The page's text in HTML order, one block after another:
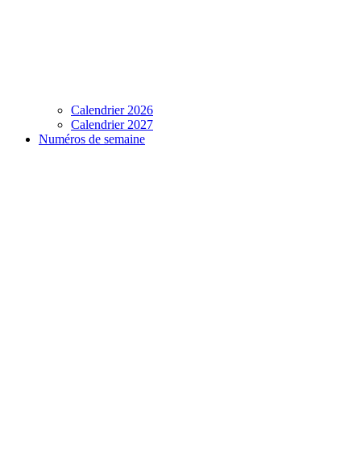
Calendrier 2026
Calendrier 2027
Numéros de semaine